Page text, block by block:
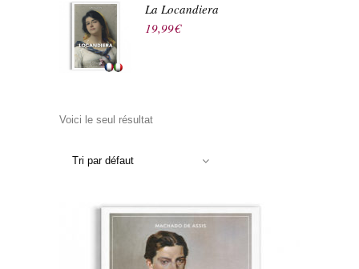
La Locandiera
19,99€
Voici le seul résultat
Tri par défaut